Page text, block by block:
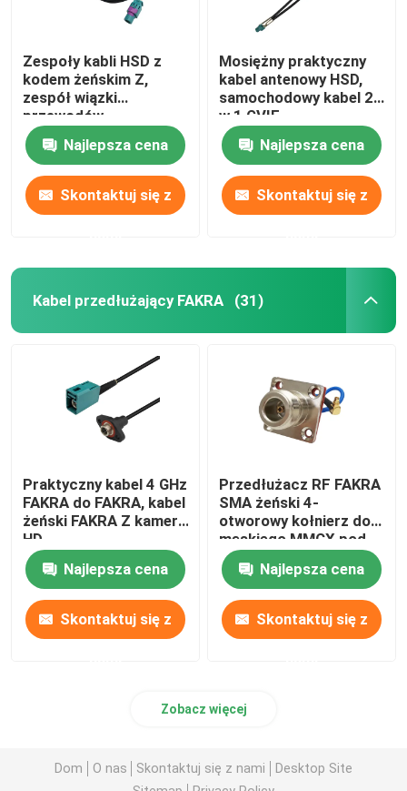
Zespoły kabli HSD z
kodem żeńskim Z,
zespół wiązki
przewodów
samochodowych HSD
DC 6 GHzNajlepsza cena
Skontaktuj się z
Mosiężny praktyczny
kabel antenowy HSD,
samochodowy kabel 2
w 1 GVIF
Najlepsza cena
Skontaktuj się z
Kabel przedłużający FAKRA (31)
Praktyczny kabel 4 GHz
FAKRA do FAKRA, kabel
żeński FAKRA Z kamery
HD
Najlepsza cena
Skontaktuj się z
Przedłużacz RF FAKRA
SMA żeński 4-
otworowy kołnierz do
męskiego MMCX pod
kątem prostym
Najlepsza cena
Skontaktuj się z
Zobacz więcej
Dom O nas Skontaktuj się z nami
Desktop Site